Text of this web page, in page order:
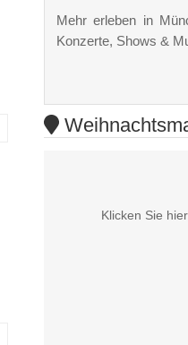
Mehr erleben in
Konzerte, Shows &
Klicken Sie